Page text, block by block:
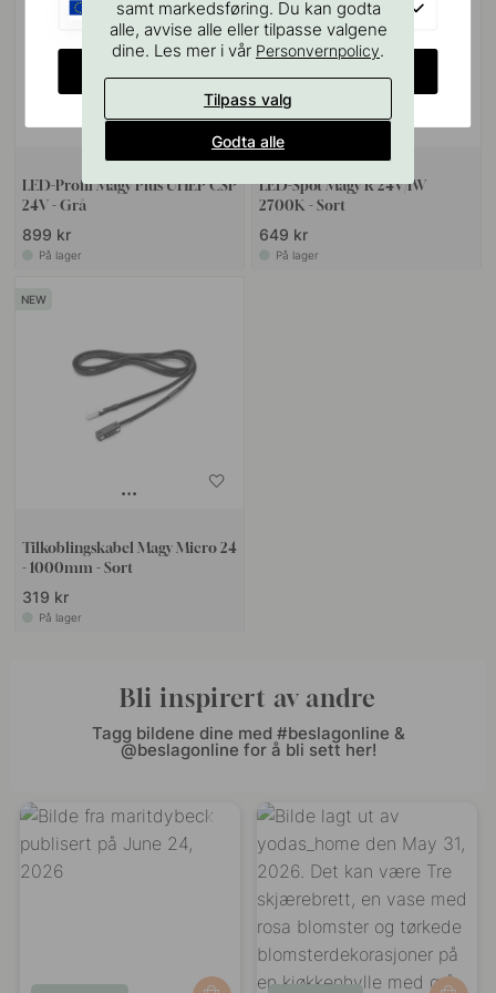
+ LENGDER
LED-Profil Magy Plus UHEP CSP
24V - Grå
899 kr
På lager
LED-Spot Magy R 24V/1W
2700K - Sort
649 kr
På lager
Tilkoblingskabel Magy Micro 24
- 1000mm - Sort
319 kr
På lager
Bli inspirert av andre
Tagg bildene dine med #beslagonline &
@beslagonline for å bli sett her!
samt markedsføring. Du kan godta
alle, avvise alle eller tilpasse valgene
dine. Les mer i vår Personvernpolicy.
Tilpass valg
Godta alle
EU